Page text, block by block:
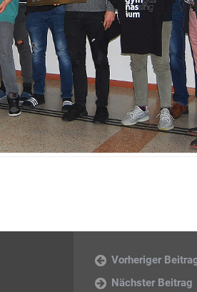
Vorheriger
Nächster Beitrag